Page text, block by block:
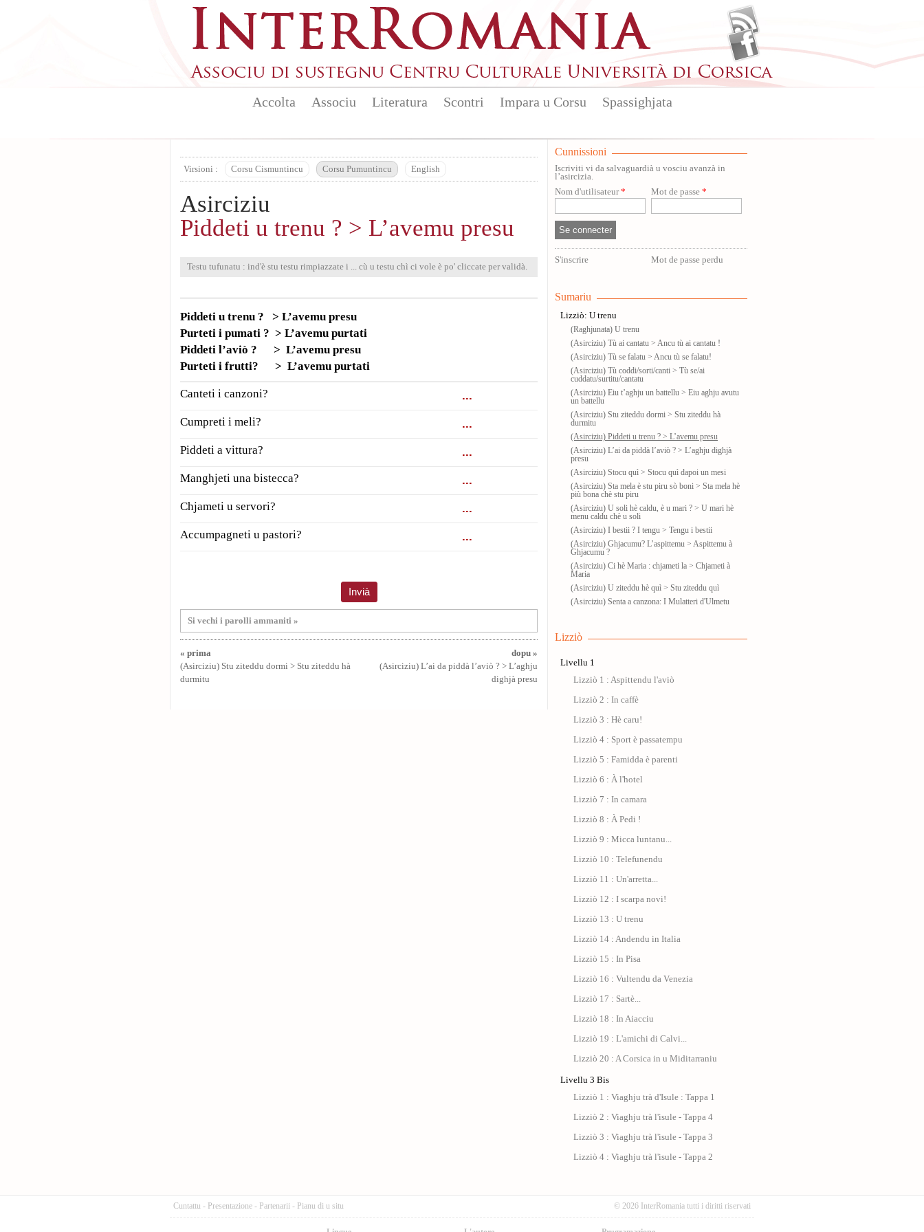
Accolta Associu Literatura Scontri Impara u Corsu Spassighjata
Virsioni : Corsu Cismuntincu Corsu Pumuntincu English
Asirciziu
Piddeti u trenu ? > L’avemu presu
Testu tufunatu : ind'è stu testu rimpiazzate i ... cù u testu chì ci vole è po' cliccate per validà.
Piddeti u trenu ? > L’avemu presu
Purteti i pumati ? > L’avemu purtati
Piddeti l’aviò ? > L’avemu presu
Purteti i frutti? > L’avemu purtati
Canteti i canzoni?
Cumpreti i meli?
Piddeti a vittura?
Manghjeti una bistecca?
Chjameti u servori?
Accumpagneti u pastori?
Si vechi i parolli ammaniti »
« prima
(Asirciziu) Stu ziteddu dormi > Stu ziteddu hà
durmitu
dopu »
(Asirciziu) L’ai da piddà l’aviò ? > L’aghju
dighjà presu
Cunnissioni
Iscriviti vi da salvaguardià u vosciu avanzà in
l’asircizia.
Nom d'utilisateur* Mot de passe *
S'inscrire Mot de passe perdu
Sumariu
Lizziò: U trenu
(Raghjunata) U trenu
(Asirciziu) Tù ai cantatu > Ancu tù ai cantatu !
(Asirciziu) Tù se falatu > Ancu tù se falatu!
(Asirciziu) Tù coddi/sorti/canti > Tù se/ai
cuddatu/surtitu/cantatu
(Asirciziu) Eiu t’aghju un battellu > Eiu aghju avutu
un battellu
(Asirciziu) Stu ziteddu dormi > Stu ziteddu hà
durmitu
(Asirciziu) Piddeti u trenu ? > L’avemu presu
(Asirciziu) L’ai da piddà l’aviò ? > L’aghju dighjà
presu
(Asirciziu) Stocu quì > Stocu quì dapoi un mesi
(Asirciziu) Sta mela è stu piru sò boni > Sta mela hè
più bona chè stu piru
(Asirciziu) U soli hè caldu, è u mari ? > U mari hè
menu caldu chè u soli
(Asirciziu) I bestii ? I tengu > Tengu i bestii
(Asirciziu) Ghjacumu? L’aspittemu > Aspittemu à
Ghjacumu ?
(Asirciziu) Ci hè Maria : chjameti la > Chjameti à
Maria
(Asirciziu) U ziteddu hè quì > Stu ziteddu quì
(Asirciziu) Senta a canzona: I Mulatteri d'Ulmetu
Lizziò
Livellu 1
Lizziò 1 : Aspittendu l'aviò
Lizziò 2 : In caffè
Lizziò 3 : Hè caru!
Lizziò 4 : Sport è passatempu
Lizziò 5 : Famidda è parenti
Lizziò 6 : À l'hotel
Lizziò 7 : In camara
Lizziò 8 : À Pedi !
Lizziò 9 : Micca luntanu...
Lizziò 10 : Telefunendu
Lizziò 11 : Un'arretta...
Lizziò 12 : I scarpa novi!
Lizziò 13 : U trenu
Lizziò 14 : Andendu in Italia
Lizziò 15 : In Pisa
Lizziò 16 : Vultendu da Venezia
Lizziò 17 : Sartè...
Lizziò 18 : In Aiacciu
Lizziò 19 : L'amichi di Calvi...
Lizziò 20 : A Corsica in u Miditarraniu
Livellu 3 Bis
Lizziò 1 : Viaghju trà d'Isule : Tappa 1
Lizziò 2 : Viaghju trà l'isule - Tappa 4
Lizziò 3 : Viaghju trà l'isule - Tappa 3
Lizziò 4 : Viaghju trà l'isule - Tappa 2
Cuntattu - Presentazione - Partenarii - Pianu di u situ © 2026 InterRomania tutti i diritti riservati